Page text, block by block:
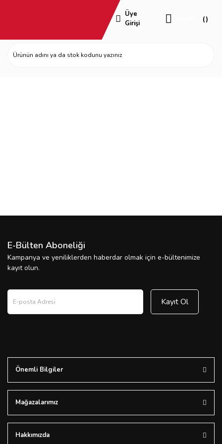
Üye
Girişi
E-Bülten Aboneliği
Kampanya ve yeniliklerden haberdar olmak için e-bültenimize
kayıt olun.
Kayıt Ol
Önemli Bilgiler
Mağazalarımız
Hakkımızda